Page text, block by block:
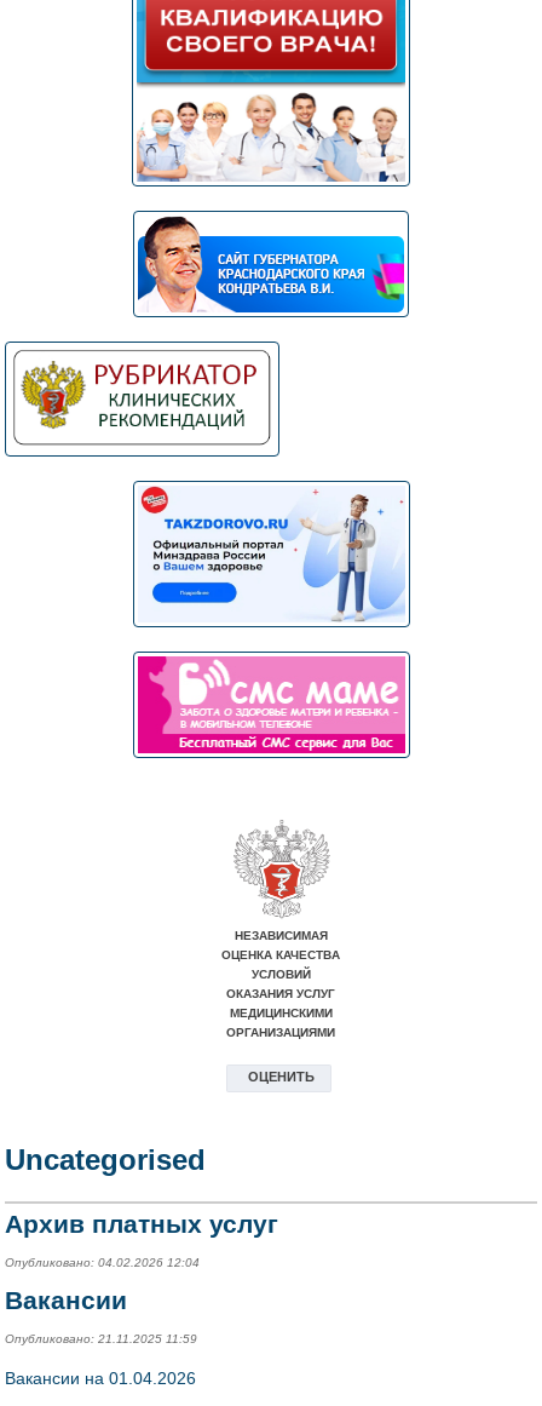
Uncategorised
Архив платных услуг
Опубликовано: 04.02.2026 12:04
Вакансии
Опубликовано: 21.11.2025 11:59
Вакансии на 01.04.2026